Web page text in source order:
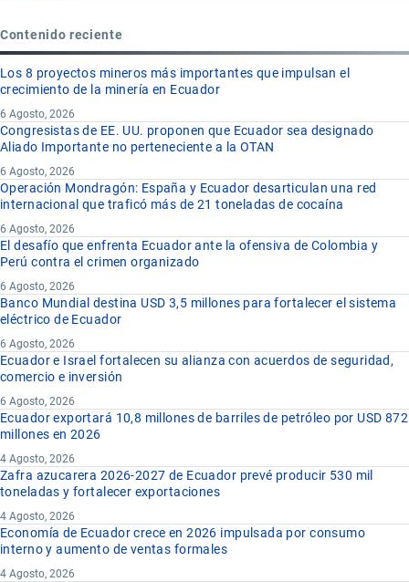
Contenido reciente
Los 8 proyectos mineros más importantes que impulsan el
crecimiento de la minería en Ecuador
6 Agosto, 2026
Congresistas de EE. UU. proponen que Ecuador sea designado
Aliado Importante no perteneciente a la OTAN
6 Agosto, 2026
Operación Mondragón: España y Ecuador desarticulan una red
internacional que traficó más de 21 toneladas de cocaína
6 Agosto, 2026
El desafío que enfrenta Ecuador ante la ofensiva de Colombia y
Perú contra el crimen organizado
6 Agosto, 2026
Banco Mundial destina USD 3,5 millones para fortalecer el sistema
eléctrico de Ecuador
6 Agosto, 2026
Ecuador e Israel fortalecen su alianza con acuerdos de seguridad,
comercio e inversión
6 Agosto, 2026
Ecuador exportará 10,8 millones de barriles de petróleo por USD 872
millones en 2026
4 Agosto, 2026
Zafra azucarera 2026-2027 de Ecuador prevé producir 530 mil
toneladas y fortalecer exportaciones
4 Agosto, 2026
Economía de Ecuador crece en 2026 impulsada por consumo
interno y aumento de ventas formales
4 Agosto, 2026